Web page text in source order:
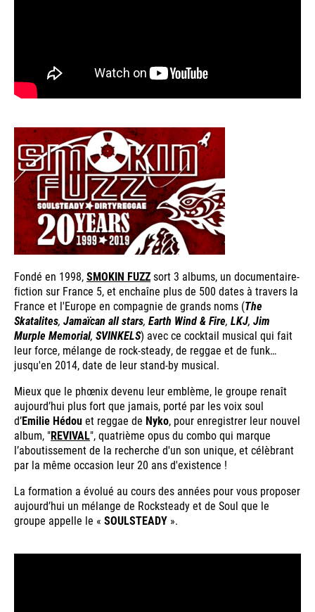
Fondé en 1998,SMOKIN FUZZsort 3 albums, un documentaire-
fiction sur France 5, et enchaîne plus de 500 dates à travers la
France et l'Europe en compagnie de grands noms (The
Skatalites, Jamaïcan all stars, Earth Wind & Fire, LKJ, Jim
Murple Memorial, SVINKELS) avec ce cocktail musical qui fait
leur force, mélange de rock-steady, de reggae et de funk…
jusqu'en 2014, date de leur stand-by musical.
Mieux que le phœnix devenu leur emblème, le groupe renaît
aujourd’hui plus fort que jamais, porté par les voix soul
d’Emilie Hédouet reggae de Nyko, pour enregistrer leur nouvel
album, "REVIVAL", quatrième opus du combo qui marque
l’aboutissement de la recherche d'un son unique, et célèbrant
par la même occasion leur 20 ans d'existence !
La formation a évolué au cours des années pour vous proposer
aujourd’hui un mélange de Rocksteady et de Soul que le
groupe appelle le « SOULSTEADY ».